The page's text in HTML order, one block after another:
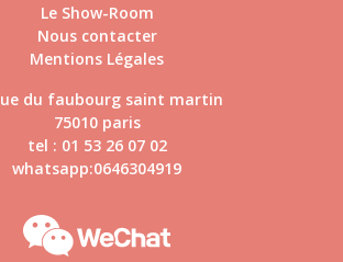
Le Show-Room
Nous contacter
Mentions Légales
du faubourg saint martin
75010 paris
tel : 01 53 26 07 02
whatsapp:0646304919